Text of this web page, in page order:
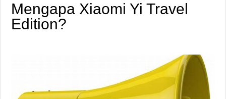
Mengapa Xiaomi Yi Travel
Edition?